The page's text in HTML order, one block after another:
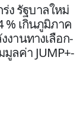
ง รัฐบาลใหม่
% เกินภูมิภาค
งานทางเลือก-
ลค่า JUMP+-